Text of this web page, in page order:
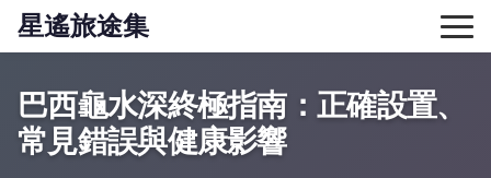
星遙旅途集
巴西龜水深終極指南：正確設置、
常見錯誤與健康影響